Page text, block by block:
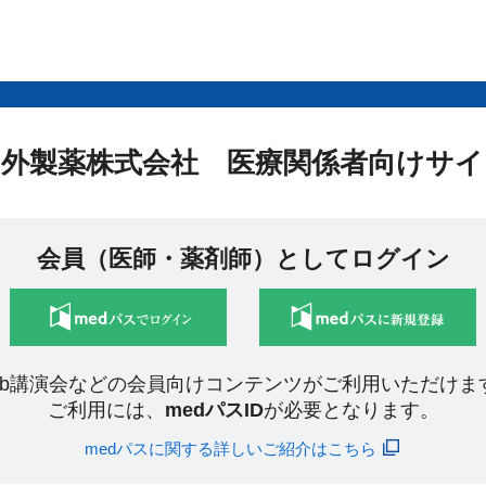
製薬株式会社 医療関係者向けサ
会員（医師・薬剤師）としてログイン
講演会などの会員向けコンテンツがご利用いただけま
ご利用には、 medパスIDが必要となります。
medパスに関する詳しいご紹介はこちら